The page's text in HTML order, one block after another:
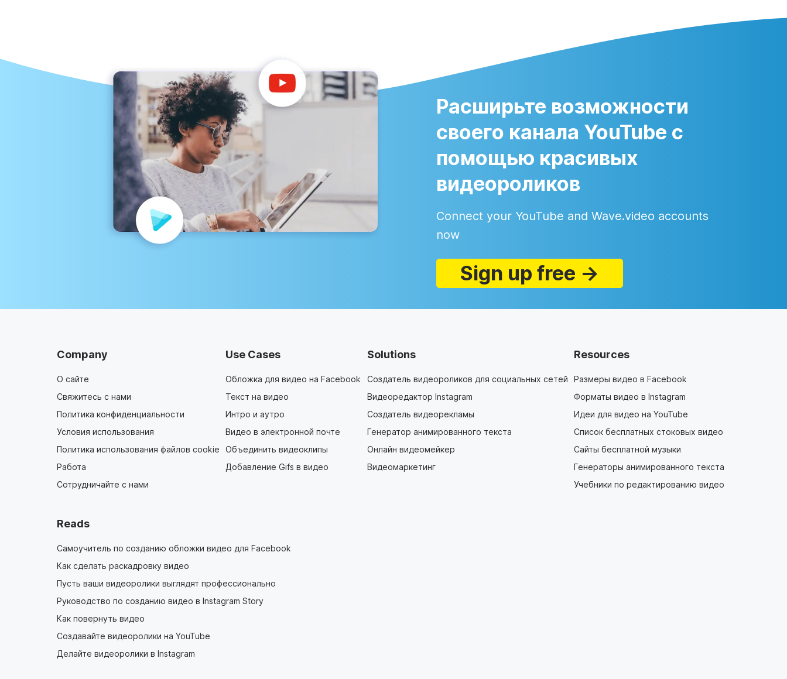
Расширьте возможности
своего канала YouTube с
помощью красивых
видеороликов
Connect your YouTube and Wave.video accounts
now
Sign up free →
Company
О сайте
Свяжитесь с нами
Политика конфиденциальности
Условия использования
Политика использования файлов cookie
Работа
Сотрудничайте с нами
Use Cases
Обложка для видео на Facebook
Текст на видео
Интро и аутро
Видео в электронной почте
Объединить видеоклипы
Добавление Gifs в видео
Solutions
Создатель видеороликов для социальных сетей
Видеоредактор Instagram
Создатель видеорекламы
Генератор анимированного текста
Онлайн видеомейкер
Видеомаркетинг
Resources
Размеры видео в Facebook
Форматы видео в Instagram
Идеи для видео на YouTube
Список бесплатных стоковых видео
Сайты бесплатной музыки
Генераторы анимированного текста
Учебники по редактированию видео
Reads
Самоучитель по созданию обложки видео для Facebook
Как сделать раскадровку видео
Пусть ваши видеоролики выглядят профессионально
Руководство по созданию видео в Instagram Story
Как повернуть видео
Создавайте видеоролики на YouTube
Делайте видеоролики в Instagram